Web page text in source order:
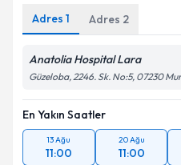
Adres 1 Adres 2
Anatolia Hospital Lara
Güzeloba, 2246. Sk. No:5, 07230
En Yakın Saatler
13 Ağu
11:00
20 Ağu
11:00